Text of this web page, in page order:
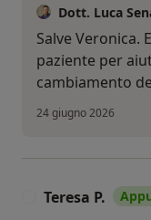
Dott. Luca
Salve Veronica.
paziente per
cambiamento
24 giugno 2026
Teresa P.